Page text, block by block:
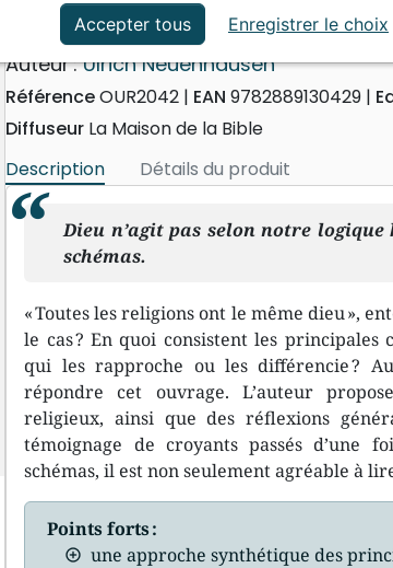
Événements actuels
L'Abc des croyances
Auteur :Ulrich Neuenhausen
RéférenceOUR2042 EAN 9782889130429
Diffuseur La Maison de la Bible
Description
Détails du produit
Dieu n’agit pas selon notre
schémas.
« Toutes les religions ont le même dieu »,
le cas ? En quoi consistent les principales
qui les rapproche ou les différencie ?
répondre cet ouvrage. L’auteur
religieux, ainsi que des réflexions
témoignage de croyants passés d’une
schémas, il est non seulement agréable à
Points forts :
une approche synthétique des
Accepter tous Enregistrer le choix